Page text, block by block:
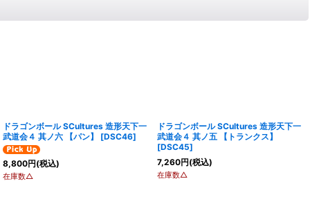
ドラゴンボール SCultures 造形天下一
武道会４ 其ノ六 【パン】
[DSC46]
8,800円(税込)
在庫数△
ドラゴンボール SCultures 造形天下一
武道会４ 其ノ五 【トランクス】
[DSC45]
7,260円(税込)
在庫数△